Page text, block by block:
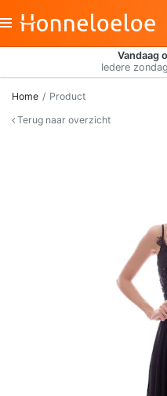
Vandaag
Iedere
Home
Product
Terug naar overzicht